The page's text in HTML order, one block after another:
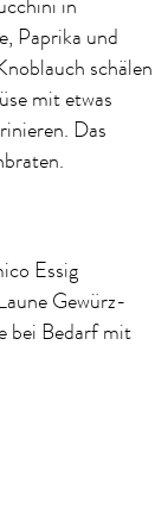
in
Paprika und
schälen
mit etwas
Das
Essig
Gewürz-
bei Bedarf mit